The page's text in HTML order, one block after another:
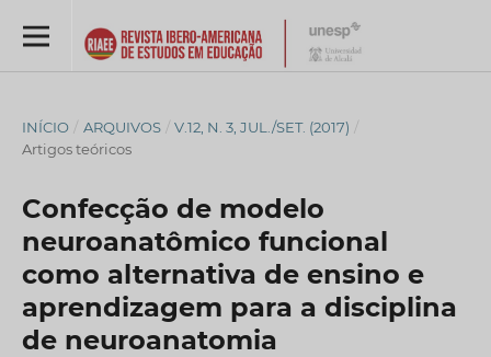
INÍCIO / ARQUIVOS / V.12, N. 3, JUL./SET. (2017) /
Artigos teóricos
Confecção de modelo
neuroanatômico funcional
como alternativa de ensino e
aprendizagem para a disciplina
de neuroanatomia